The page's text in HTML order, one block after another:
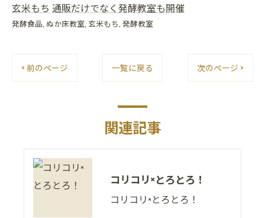
玄米もち 通販だけでなく発酵教室も開催
発酵食品 ぬか床教室 玄米もち 発酵教室
< 前のページ 一覧に戻る 次のページ >
関連記事
コリコリ×とろとろ！
コリコリ×とろとろ！